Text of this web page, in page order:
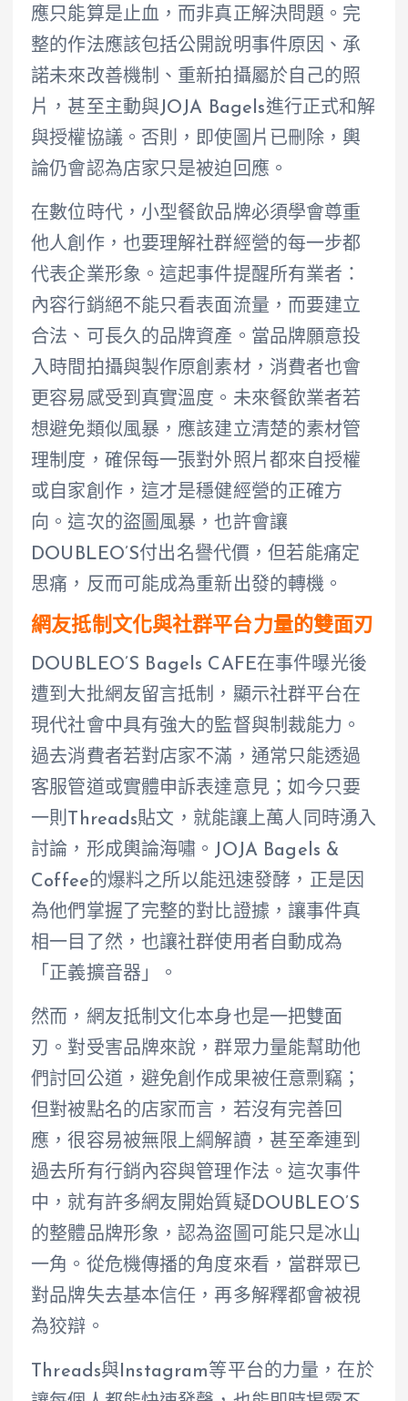
應只能算是止血，而非真正解決問題。完
整的作法應該包括公開說明事件原因、承
諾未來改善機制、重新拍攝屬於自己的照
片，甚至主動與JOJA Bagels進行正式和解
與授權協議。否則，即使圖片已刪除，輿
論仍會認為店家只是被迫回應。
在數位時代，小型餐飲品牌必須學會尊重
他人創作，也要理解社群經營的每一步都
代表企業形象。這起事件提醒所有業者：
內容行銷絕不能只看表面流量，而要建立
合法、可長久的品牌資產。當品牌願意投
入時間拍攝與製作原創素材，消費者也會
更容易感受到真實溫度。未來餐飲業者若
想避免類似風暴，應該建立清楚的素材管
理制度，確保每一張對外照片都來自授權
或自家創作，這才是穩健經營的正確方
向。這次的盜圖風暴，也許會讓
DOUBLEO’S付出名譽代價，但若能痛定
思痛，反而可能成為重新出發的轉機。
網友抵制文化與社群平台力量的雙面刃
DOUBLEO’S Bagels CAFE在事件曝光後
遭到大批網友留言抵制，顯示社群平台在
現代社會中具有強大的監督與制裁能力。
過去消費者若對店家不滿，通常只能透過
客服管道或實體申訴表達意見；如今只要
一則Threads貼文，就能讓上萬人同時湧入
討論，形成輿論海嘯。JOJA Bagels &
Coffee的爆料之所以能迅速發酵，正是因
為他們掌握了完整的對比證據，讓事件真
相一目了然，也讓社群使用者自動成為
「正義擴音器」。
然而，網友抵制文化本身也是一把雙面
刃。對受害品牌來說，群眾力量能幫助他
們討回公道，避免創作成果被任意剽竊；
但對被點名的店家而言，若沒有完善回
應，很容易被無限上綱解讀，甚至牽連到
過去所有行銷內容與管理作法。這次事件
中，就有許多網友開始質疑DOUBLEO’S
的整體品牌形象，認為盜圖可能只是冰山
一角。從危機傳播的角度來看，當群眾已
對品牌失去基本信任，再多解釋都會被視
為狡辯。
Threads與Instagram等平台的力量，在於